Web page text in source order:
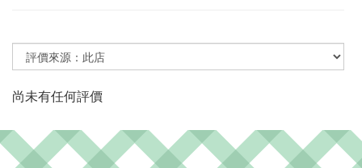
尚未有任何評價